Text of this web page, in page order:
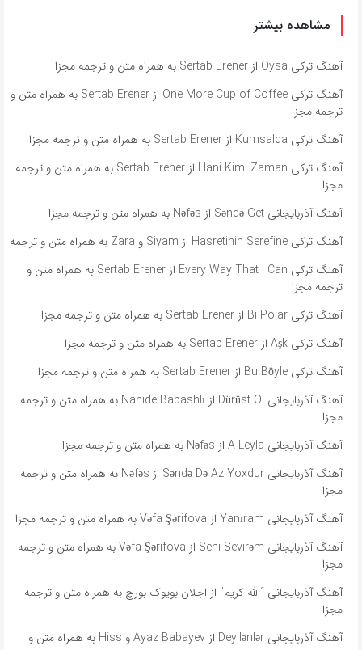
مشاهده بیشتر
آهنگ ترکی Oysa از Sertab Erener به همراه متن و ترجمه مجزا
آهنگ ترکی One More Cup of Coffee از Sertab Erener به همراه متن و
ترجمه مجزا
آهنگ ترکی Kumsalda از Sertab Erener به همراه متن و ترجمه مجزا
آهنگ ترکی Hani Kimi Zaman از Sertab Erener به همراه متن و ترجمه
مجزا
آهنگ آذربایجانی Səndə Get از Nəfəs به همراه متن و ترجمه مجزا
آهنگ ترکی Hasretinin Serefine از Siyam و Zara به همراه متن و ترجمه
آهنگ ترکی Every Way That I Can از Sertab Erener به همراه متن و
ترجمه مجزا
آهنگ ترکی Bi Polar از Sertab Erener به همراه متن و ترجمه مجزا
آهنگ ترکی Aşk از Sertab Erener به همراه متن و ترجمه مجزا
آهنگ ترکی Bu Böyle از Sertab Erener به همراه متن و ترجمه مجزا
آهنگ آذربایجانی Dürüst Ol از Nahide Babashlı به همراه متن و ترجمه
مجزا
آهنگ آذربایجانی A Leyla از Nəfəs به همراه متن و ترجمه مجزا
آهنگ آذربایجانی Səndə Də Az Yoxdur از Nəfəs به همراه متن و ترجمه
مجزا
آهنگ آذربایجانی Yanıram از Vəfa Şərifova به همراه متن و ترجمه مجزا
آهنگ آذربایجانی Seni Sevirəm از Vəfa Şərifova به همراه متن و ترجمه
مجزا
آهنگ آذربایجانی “الله کریم” از اجلان بویوک بورچ به همراه متن و ترجمه
مجزا
آهنگ آذربایجانی Deyilənlər از Ayaz Babayev و Hiss به همراه متن و